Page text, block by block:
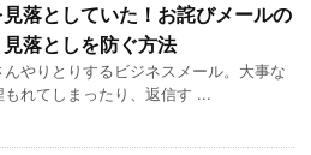
見落としていた！お詫びメールの
落としを防ぐ方法
やりとりするビジネスメール。大事な
もれてしまったり、返信す ...